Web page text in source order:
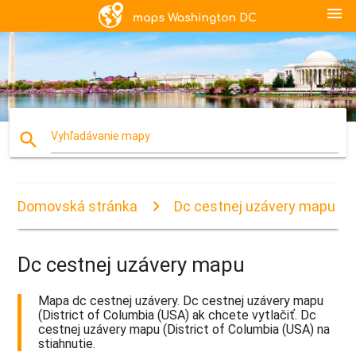
menu
search Vyhľadávanie mapy
Domovská stránka Dc cestnej uzávery mapu
Dc cestnej uzávery mapu
Mapa dc cestnej uzávery. Dc cestnej uzávery mapu
(District of Columbia (USA) ak chcete vytlačiť. Dc
cestnej uzávery mapu (District of Columbia (USA) na
stiahnutie.